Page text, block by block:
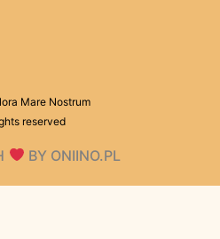
Mare Nostrum
reserved
BY ONIINO.PL